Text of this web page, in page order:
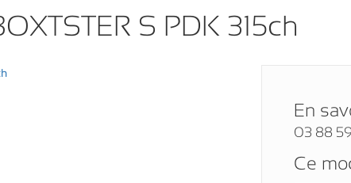
S PDK 315ch
En
03 88
Ce